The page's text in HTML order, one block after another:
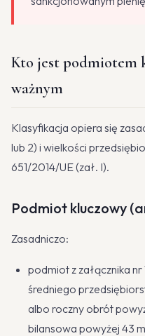
Kto jest podmiotem
ważnym
Klasyfikacja opiera się
lub 2) i wielkości
651/2014/UE (zał. I).
Podmiot kluczowy
Zasadniczo:
podmiot z załącznika
średniego
albo roczny obrót
bilansowa powyżej 43